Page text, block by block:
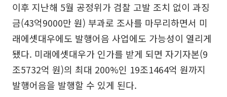
이후 지난해 5월 공정위가 검찰 고발 조치 없이 과징
금(43억9000만 원) 부과로 조사를 마무리하면서 미
래에셋대우에도 발행어음 사업에도 가능성이 열리게
됐다. 미래에셋대우가 인가를 받게 되면 자기자본(9
조5732억 원)의 최대 200%인 19조1464억 원까지
발행어음을 발행할 수 있게 된다.